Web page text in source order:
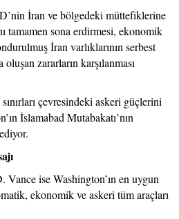
İran ve bölgedeki müttefiklerine
tamamen sona erdirmesi, ekonomik
İran varlıklarının serbest
oluşan zararların karşılanması
çevresindeki askeri güçlerini
İslamabad Mutabakatı’nın
Vance ise Washington’ın en uygun
ekonomik ve askeri tüm araçları